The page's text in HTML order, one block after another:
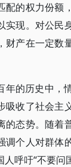
配的权力份额
实现。对公民
财产在一定数
年的历史中，
吸收了社会主
的态势。随着
调个人对群体
人呼吁“不要